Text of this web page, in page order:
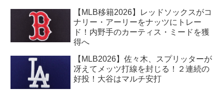
【MLB移籍2026】レッドソックスがコ
ナリー・アーリーをナッツにトレー
ド！内野手のカーティス・ミードを獲
得へ
【MLB2026】佐々木、スプリッターが
冴えてメッツ打線を封じる！２連続の
好投！大谷はマルチ安打